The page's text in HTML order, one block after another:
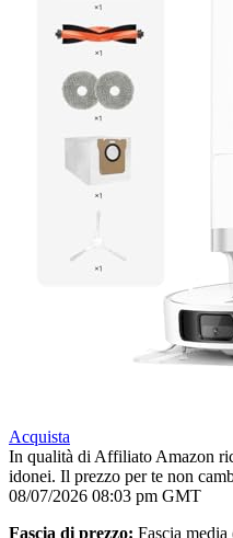
Acquista
In qualità di Affiliato Amazon
idonei. Il prezzo per te non
08/07/2026 08:03 pm GMT
Fascia di prezzo: Fascia